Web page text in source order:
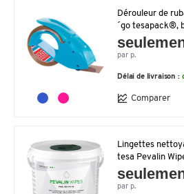
Dérouleur de
´go tesapack®,
par p.
Délai de livraison :
Comparer
Lingettes
tesa Pevalin
par p.